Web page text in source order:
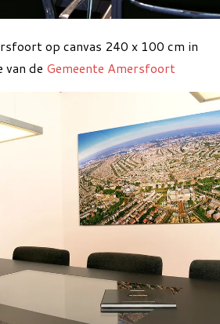
op canvas 240 x 100 cm in
de Gemeente Amersfoort